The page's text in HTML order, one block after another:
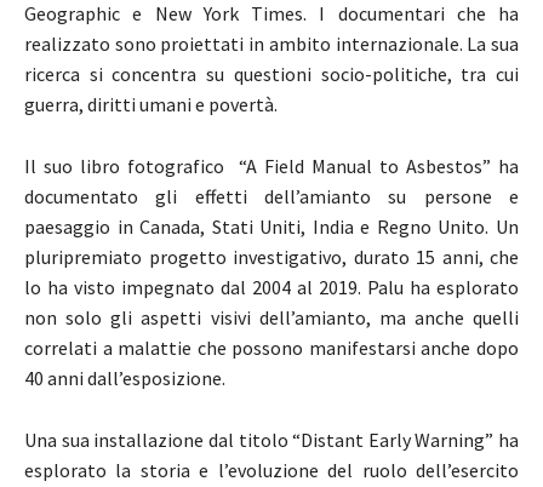
Geographic e New York Times. I documentari che ha
realizzato sono proiettati in ambito internazionale. La sua
ricerca si concentra su questioni socio-politiche, tra cui
guerra, diritti umani e povertà.
Il suo libro fotografico “A Field Manual to Asbestos” ha
documentato gli effetti dell’amianto su persone e
paesaggio in Canada, Stati Uniti, India e Regno Unito. Un
pluripremiato progetto investigativo, durato 15 anni, che
lo ha visto impegnato dal 2004 al 2019. Palu ha esplorato
non solo gli aspetti visivi dell’amianto, ma anche quelli
correlati a malattie che possono manifestarsi anche dopo
40 anni dall’esposizione.
Una sua installazione dal titolo “Distant Early Warning” ha
esplorato la storia e l’evoluzione del ruolo dell’esercito